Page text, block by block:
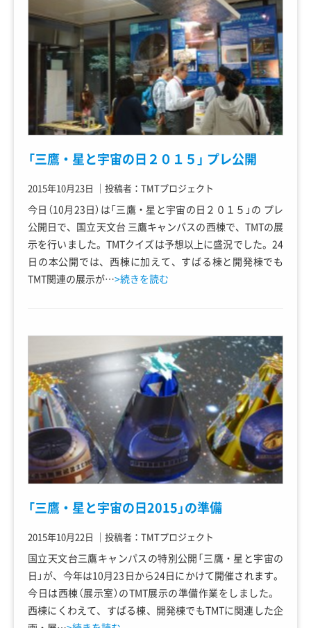
「三鷹・星と宇宙の日２０１５」 プレ公開
2015年10月23日 ｜ 投稿者：TMTプロジェクト
今日（10月23日）は「三鷹・星と宇宙の日２０１５」の プレ
公開日で、国立天文台 三鷹キャンパスの西棟で、TMTの展
示を行いました。TMTクイズは予想以上に盛況でした。24
日の本公開では、西棟に加えて、すばる棟と開発棟でも
TMT関連の展示が…>続きを読む
「三鷹・星と宇宙の日2015」の準備
2015年10月22日 ｜ 投稿者：TMTプロジェクト
国立天文台三鷹キャンパスの特別公開「三鷹・星と宇宙の
日」が、今年は10月23日から24日にかけて開催されます。
今日は西棟（展示室）のTMT展示の準備作業をしました。
西棟にくわえて、すばる棟、開発棟でもTMTに関連した企